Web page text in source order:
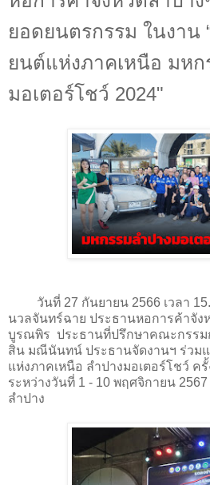
ยอดยนตรกรรม ในงาน
ยนต์แห่งภาคเหนือ มหก
มอเตอร์โชว์ 2024"
วันที่ 27 กันยายน 2566 เวลา
นวลจันทร์ฉาย ประธานหอการค้าจั
บูรณพิร ประธานที่ปรึกษาคณะกรร
สิน มณีนันทน์ ประธานจัดงานฯ ร่วม
แห่งภาคเหนือ ลำปางมอเตอร์โชว์ ค
ระหว่างวันที่ 1 - 10 พฤศจิกายน
ลำปาง